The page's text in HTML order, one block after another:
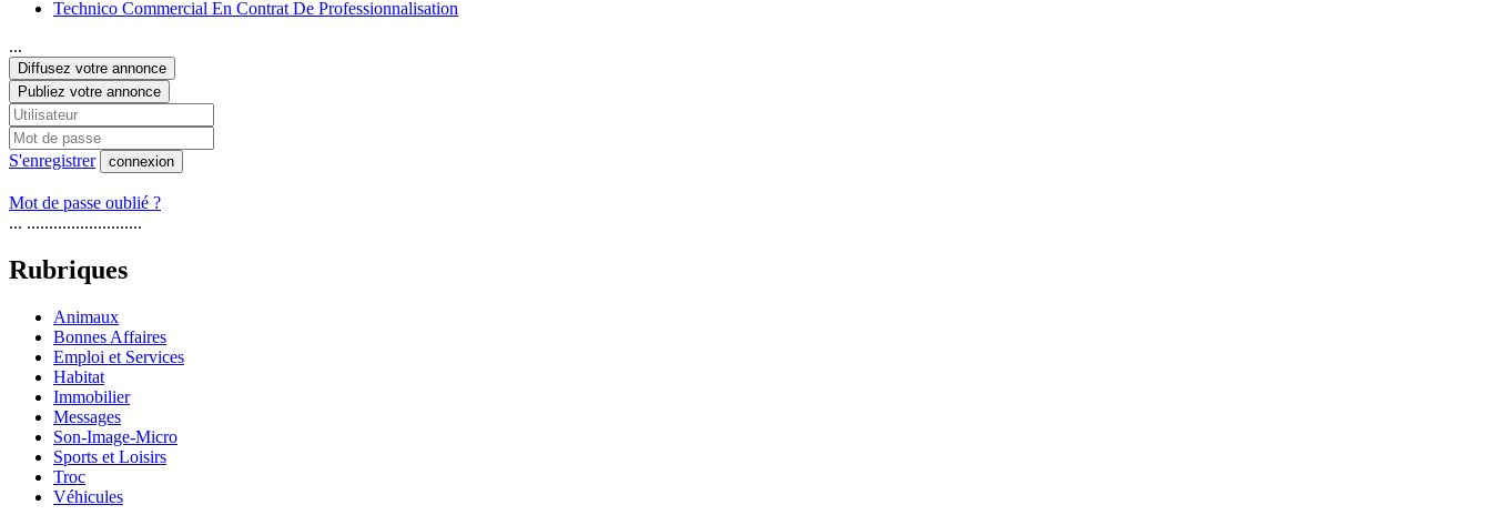
Technico Commercial En Contrat De Professionnalisation
...
Diffusez votre annonce
Publiez votre annonce
S'enregistrer connexion
Mot de passe oublié ?
... ..........................
Rubriques
Animaux
Bonnes Affaires
Emploi et Services
Habitat
Immobilier
Messages
Son-Image-Micro
Sports et Loisirs
Troc
Véhicules